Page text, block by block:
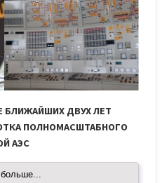
БЛИЖАЙШИХ ДВУХ ЛЕТ
ПОЛНОМАСШТАБНОГО
АЭС